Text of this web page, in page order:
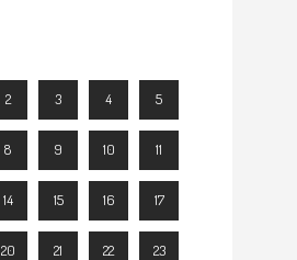
2 3 4 5
8 9 10 11
14 15 16 17
20 21 22 23